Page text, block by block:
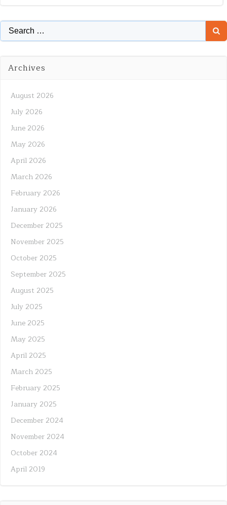
Search
for:
Archives
August 2026
July 2026
June 2026
May 2026
April 2026
March 2026
February 2026
January 2026
December 2025
November 2025
October 2025
September 2025
August 2025
July 2025
June 2025
May 2025
April 2025
March 2025
February 2025
January 2025
December 2024
November 2024
October 2024
April 2019